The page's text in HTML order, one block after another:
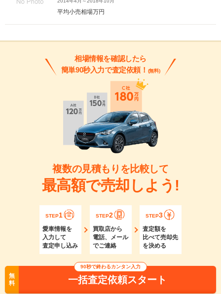
平均小売相場万円
相場情報を確認したら
簡単90秒入力で査定依頼！ (無料)
複数の見積もりを比較して
最高額で売却しよう!
STEP1
愛車情報を
入力して
査定申し込み
STEP2
買取店から
電話、メール
でご連絡
STEP3
査定額を
比べて売却先
を決める
無
料
90秒で終わるカンタン入力
一括査定依頼スタート